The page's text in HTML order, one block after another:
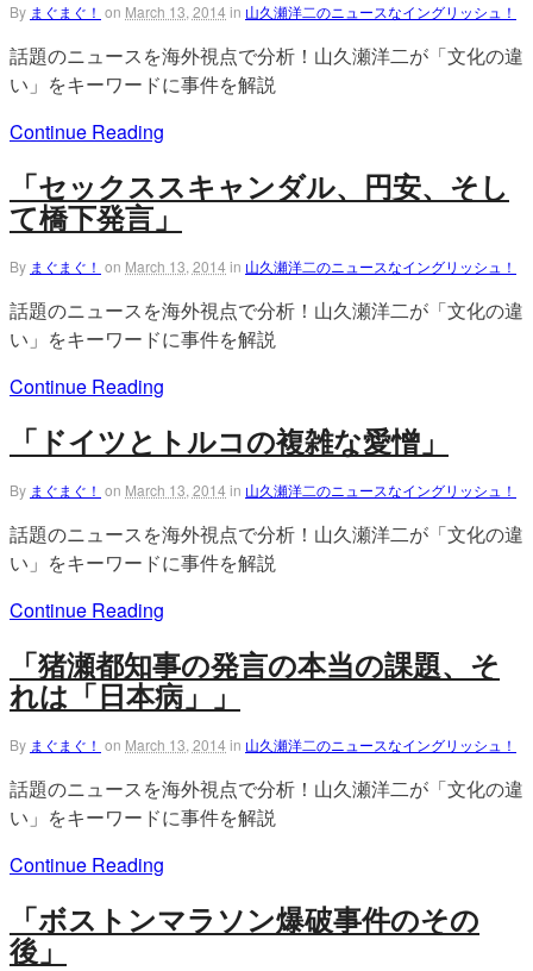
By まぐまぐ！ on March 13, 2014 in 山久瀬洋二のニュースなイングリッシュ！
話題のニュースを海外視点で分析！山久瀬洋二が「文化の違
い」をキーワードに事件を解説
Continue Reading
「セックススキャンダル、円安、そし
て橋下発言」
By まぐまぐ！ on March 13, 2014 in 山久瀬洋二のニュースなイングリッシュ！
話題のニュースを海外視点で分析！山久瀬洋二が「文化の違
い」をキーワードに事件を解説
Continue Reading
「ドイツとトルコの複雑な愛憎」
By まぐまぐ！ on March 13, 2014 in 山久瀬洋二のニュースなイングリッシュ！
話題のニュースを海外視点で分析！山久瀬洋二が「文化の違
い」をキーワードに事件を解説
Continue Reading
「猪瀬都知事の発言の本当の課題、そ
れは「日本病」」
By まぐまぐ！ on March 13, 2014 in 山久瀬洋二のニュースなイングリッシュ！
話題のニュースを海外視点で分析！山久瀬洋二が「文化の違
い」をキーワードに事件を解説
Continue Reading
「ボストンマラソン爆破事件のその
後」